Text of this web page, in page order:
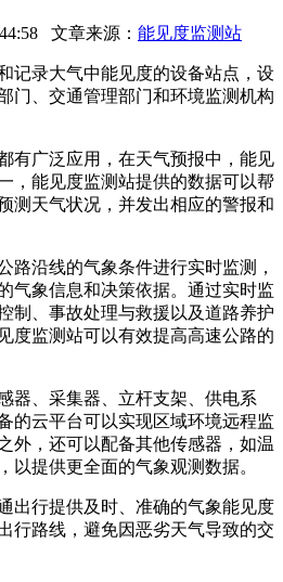
文章来源： 能见度监测站
记录大气中能见度的设备站点，设
门、交通管理部门和环境监测机构
有广泛应用，在天气预报中，能见
，能见度监测站提供的数据可以帮
测天气状况，并发出相应的警报和
路沿线的气象条件进行实时监测，
气象信息和决策依据。通过实时监
制、事故处理与救援以及道路养护
度监测站可以有效提高高速公路的
器、采集器、立杆支架、供电系
的云平台可以实现区域环境远程监
外，还可以配备其他传感器，如温
以提供更全面的气象观测数据。
出行提供及时、准确的气象能见度
行路线，避免因恶劣天气导致的交